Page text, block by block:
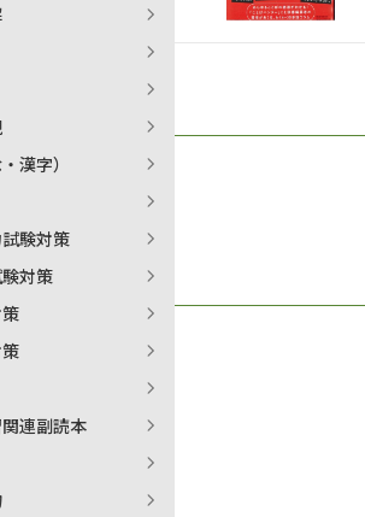
漢字）
験対策
対策
連副読本